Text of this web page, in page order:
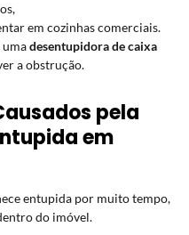
em cozinhas comerciais.
umadesentupidora de caixa
a obstrução.
pela
em
entupida por muito tempo,
do imóvel.